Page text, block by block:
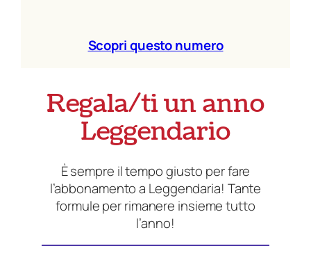
Scopri questo numero
Regala/ti un anno
Leggendario
È sempre il tempo giusto per fare
l’abbonamento a Leggendaria! Tante
formule per rimanere insieme tutto
l’anno!